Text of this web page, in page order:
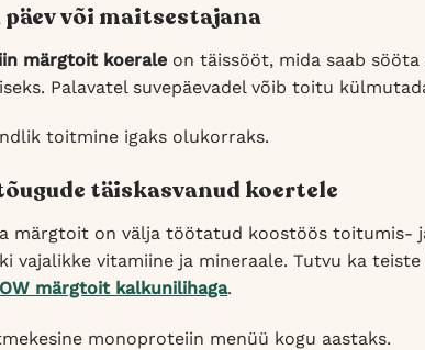
või maitsestajana
märgtoit koerale on täissööt, mida saab
Palavatel suvepäevadel võib toitu
toitmine igaks olukorraks.
täiskasvanud koertele
märgtoit on välja töötatud koostöös toitumis-
vajalikke vitamiine ja mineraale. Tutvu ka
märgtoit kalkunilihaga.
monoproteiin menüü kogu aastaks.